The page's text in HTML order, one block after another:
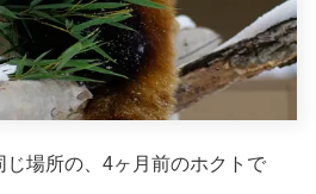
じ場所の、4ヶ月前のホクトで